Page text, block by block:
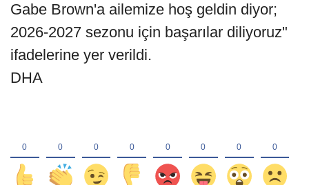
Gabe Brown'a ailemize hoş geldin diyor;
2026-2027 sezonu için başarılar diliyoruz"
ifadelerine yer verildi.
DHA